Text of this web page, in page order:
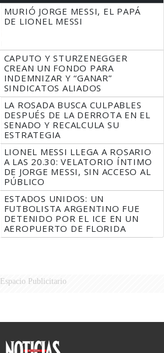
MURIÓ JORGE MESSI, EL PAPÁ
DE LIONEL MESSI
CAPUTO Y STURZENEGGER
CREAN UN FONDO PARA
INDEMNIZAR Y “GANAR”
SINDICATOS ALIADOS
LA ROSADA BUSCA CULPABLES
DESPUÉS DE LA DERROTA EN EL
SENADO Y RECALCULA SU
ESTRATEGIA
LIONEL MESSI LLEGA A ROSARIO
A LAS 20.30: VELATORIO ÍNTIMO
DE JORGE MESSI, SIN ACCESO AL
PÚBLICO
ESTADOS UNIDOS: UN
FUTBOLISTA ARGENTINO FUE
DETENIDO POR EL ICE EN UN
AEROPUERTO DE FLORIDA
Espacio Publicitario